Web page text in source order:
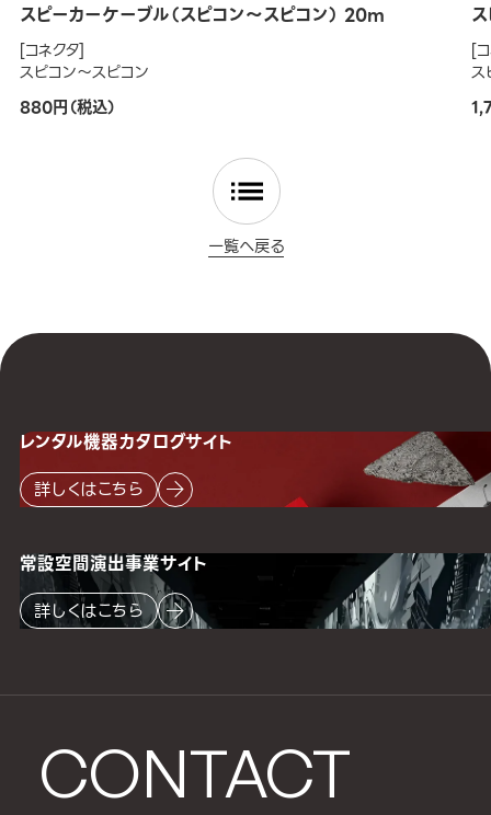
スピーカーケーブル（スピコン～スピコン） 20m
[コネクタ]
スピコン～スピコン
880円（税込）
[
ス
一覧へ戻る
CONTACT
レンタル機器カタログサイト
詳しくはこちら
常設空間演出事業サイト
詳しくはこちら